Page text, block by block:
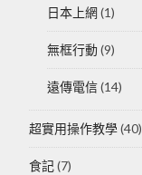
日本上網(1)
無框行動(9)
遠傳電信(14)
超實用操作教學(40)
食記(7)